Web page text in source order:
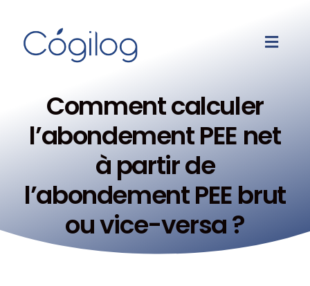
Comment calculer
l’abondement PEE net
à partir de
l’abondement PEE brut
ou vice-versa ?